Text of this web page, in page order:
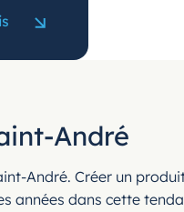
André
André. Créer un
années dans cette